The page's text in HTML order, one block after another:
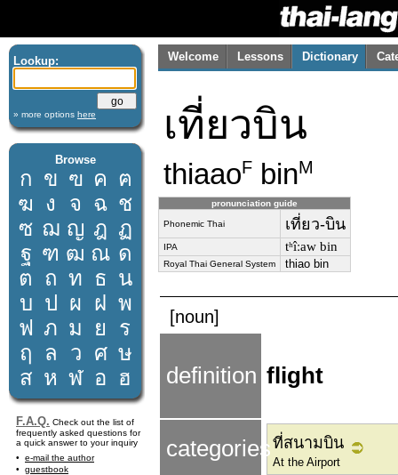
Lookup:
» more options here
Browse
ก ข ฃ ค ฅ
ฆ ง จ ฉ ช
ซ ฌ ญ ฎ ฏ
ฐ ฑ ฒ ณ ด
ต ถ ท ธ น
บ ป ผ ฝ พ
ฟ ภ ม ย
ร
ฤ
ล ว ศ ษ
ส ห ฬ อ ฮ
F.A.Q. Check out the list of
frequently asked questions for
a quick answer to your inquiry
e-mail the author
guestbook
Welcome Lessons Dictionary
เที่ยวบิน
thiaaoF binM
pronunciation guide
Phonemic Thai เที่ยว-บิน
IPA tʰîːaw bin
Royal Thai General System thiao bin
[noun]
definition flight
categoriesที่สนามบิน
At the Airport